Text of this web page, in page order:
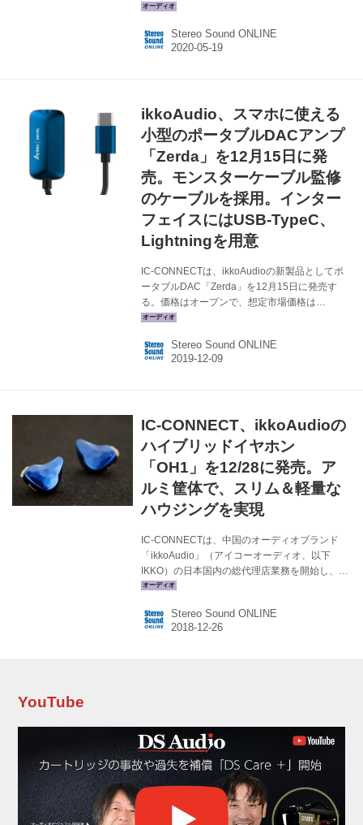
MMCX仕様とカスタム2ピン仕様の2モデルをラ
価格は各￥18,500前後。 Arc ITB05は、スタイ
リッシュなデザインのネックバンドタイプの製
ス再生が楽しめるようになっている。 DACは別
途、旭化成エレクトロニクスの「AKM
AK4377」をデ...
Stereo Sound ONLINE
ikkoAudio、スマホに使える
小型のポータブルDACアンプ
「Zerda」を12月15日に発
売。モンスターケーブル監修
のケーブルを採用。インター
フェイスにはUSB-TypeC、
Lightningを用意
IC-CONNECTは、ikkoAudioの新製品としてポ
ータブルDAC「Zerda」を12月15日に発売す
る。価格はオープンで、想定市場価格は
￥11,000前後。 Zerdaは、USB-TypeCインター
ブルタイプのDACアンプ。3.5mmステレオミニ
のヘッドホン出力を持ち、最大で600Ωのインピ
接続でき、一方のLightningモデルは、Apple
MFI認証を取得してい...
Stereo Sound ONLINE
IC-CONNECT、ikkoAudioの
ハイブリッドイヤホン
「OH1」を12/28に発売。ア
ルミ筐体で、スリム＆軽量な
ハウジングを実現
IC-CONNECTは、中国のオーディオブランド
「ikkoAudio」（アイコーオーディオ、以下
IKKO）の日本国内の総代理店業務を開始し、そ
の第一弾製品として、ハイブリッドイヤホン
プンで、想定市場価格は￥17,500前後。 IKKO
は、中国のオーディオ業界で活躍するエンジニ
ーが驚くような方法で音楽ライフを満喫できる
ようにする」といった...
Stereo Sound ONLINE
YouTube